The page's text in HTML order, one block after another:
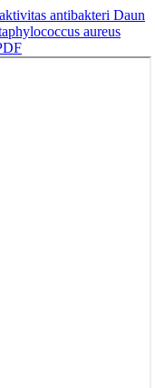
antibakteri Daun
aureus